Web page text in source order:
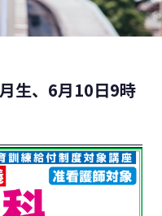
生、6月10日9時